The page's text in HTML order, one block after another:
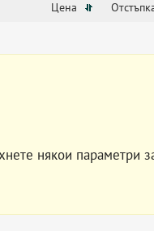
Цена
някои параметри